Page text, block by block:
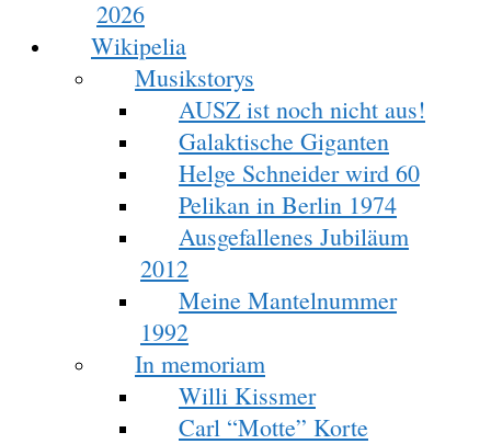
2026
Wikipelia
Musikstorys
AUSZ ist noch nicht aus!
Galaktische Giganten
Helge Schneider wird 60
Pelikan in Berlin 1974
Ausgefallenes Jubiläum
2012
Meine Mantelnummer
1992
In memoriam
Willi Kissmer
Carl “Motte” Korte